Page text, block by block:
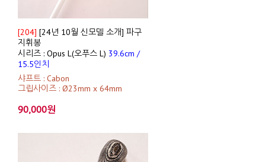
[204] [24년 10월 신모델 소개] 파구
지휘봉
시리즈 : Opus L(오푸스 L) 39.6cm /
15.5인치
샤프트 : Cabon
그립사이즈 : Ø23mm x 64mm
90,000원